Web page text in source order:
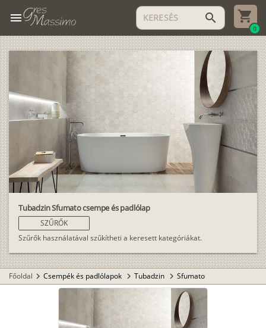
menu search
0
Tubadzin Sfumato csempe és padlólap
SZŰRŐK
Szűrők használatával szűkítheti a keresett kategóriákat.
Főoldal chevron_right Csempék és padlólapok chevron_right Tubadzin chevron_right Sfumato